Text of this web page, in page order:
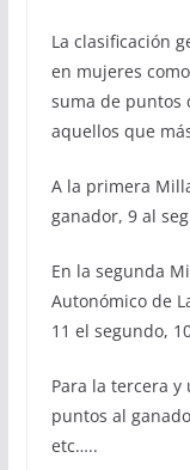
La clasificación
en mujeres
suma de puntos
aquellos que
A la primera
ganador, 9 al
En la segunda
Autonómico de
11 el segundo,
Para la tercera
puntos al
etc…..